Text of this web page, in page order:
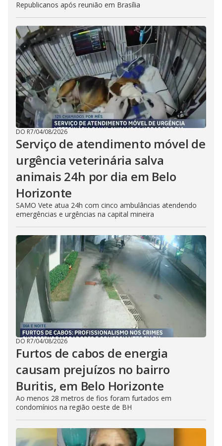
Republicanos após reunião em Brasília
DO R7/04/08/2026
Serviço de atendimento móvel de
urgência veterinária salva
animais 24h por dia em Belo
Horizonte
SAMO Vete atua 24h com cinco ambulâncias atendendo
emergências e urgências na capital mineira
DO R7/04/08/2026
Furtos de cabos de energia
causam prejuízos no bairro
Buritis, em Belo Horizonte
Ao menos 28 metros de fios foram furtados em
condomínios na região oeste de BH